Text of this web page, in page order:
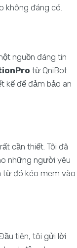
không đáng có.
nguồn đáng tin
từ QniBot.
kế để đảm bảo an
cần thiết. Tôi đã
những người yêu
từ đó kéo mem vào
tiên, tôi gửi lời